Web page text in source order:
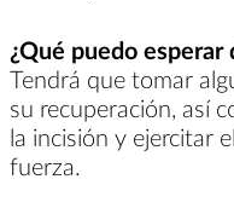
¿Qué puedo esperar
Tendrá que tomar
su recuperación, así
la incisión y ejercitar
fuerza.